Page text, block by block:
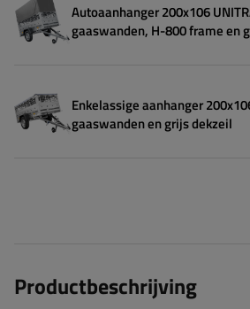
Autoaanhanger 200x106
gaaswanden, H-800 frame en
Enkelassige aanhanger
gaaswanden en grijs dekzeil
Productbeschrijving